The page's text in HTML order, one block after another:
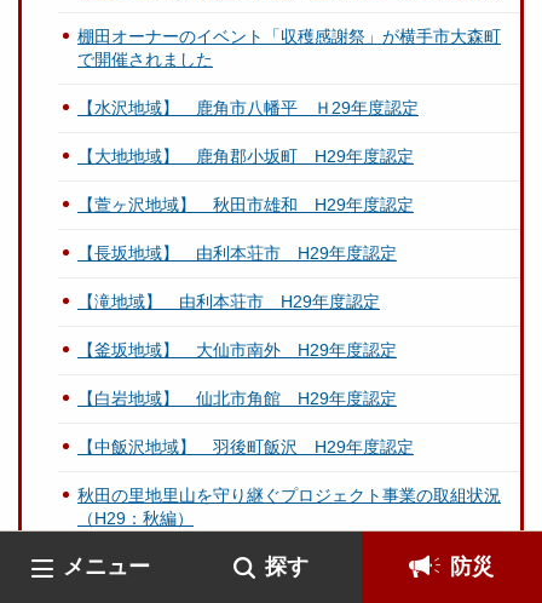
メニュー 探す 防災
棚田オーナーのイベント「収穫感謝祭」が横手市大森町
で開催されました
【水沢地域】 鹿角市八幡平 Ｈ29年度認定
【大地地域】 鹿角郡小坂町 H29年度認定
【萱ヶ沢地域】 秋田市雄和 H29年度認定
【長坂地域】 由利本荘市 H29年度認定
【滝地域】 由利本荘市 H29年度認定
【釜坂地域】 大仙市南外 H29年度認定
【白岩地域】 仙北市角館 H29年度認定
【中飯沢地域】 羽後町飯沢 H29年度認定
秋田の里地里山を守り継ぐプロジェクト事業の取組状況
（H29：秋編）
平成２９年度 秋田県農林水産業関係施策の概要